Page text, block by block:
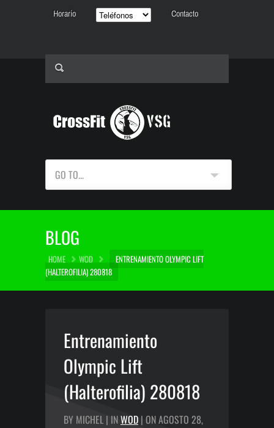
Horario Contacto
GO TO...
BLOG
HOME WOD
ENTRENAMIENTO OLYMPIC LIFT
(HALTEROFILIA) 280818
Entrenamiento
Olympic Lift
(Halterofilia) 280818
BY MICHEL | INWOD | ON AGOSTO 28,